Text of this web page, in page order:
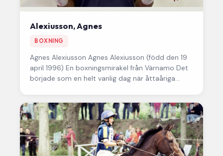
Alexiusson, Agnes
BOXNING
Agnes Alexiusson Agnes Alexiusson (född den 19
april 1996) En boxningsmirakel från Värnamo Det
började som en helt vanlig dag när åttaåriga